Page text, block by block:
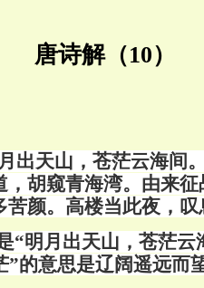
唐诗解（10）
出天山，苍茫云海间
，胡窥青海湾。由来
苦颜。高楼当此夜，
“明月出天山，苍茫云
”的意思是辽阔遥远而